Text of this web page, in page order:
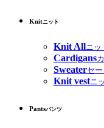
Knitニット
Knit Allニッ
Cardigans
Sweaterセ
Knit vestニ
Pantsパンツ